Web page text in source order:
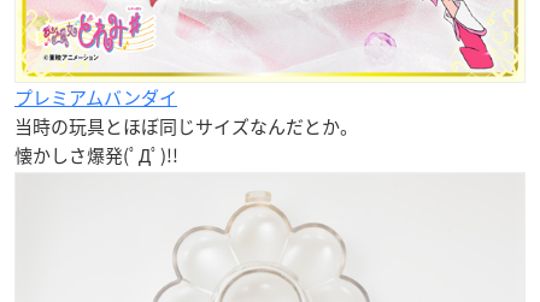
プレミアムバンダイ
当時の玩具とほぼ同じサイズなんだとか。
懐かしさ爆発(ﾟДﾟ)!!